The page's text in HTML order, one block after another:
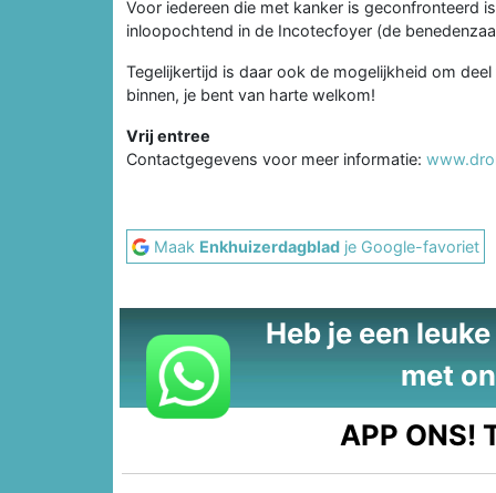
Voor iedereen die met kanker is geconfronteerd
inloopochtend in de Incotecfoyer (de
Tegelijkertijd is daar ook de mogelijkheid om
binnen, je bent van harte welkom!
Vrij entree
Contactgegevens voor meer informatie:
Maak Enkhuizerdagblad je Google-favoriet
Heb je een
met
APP ONS!